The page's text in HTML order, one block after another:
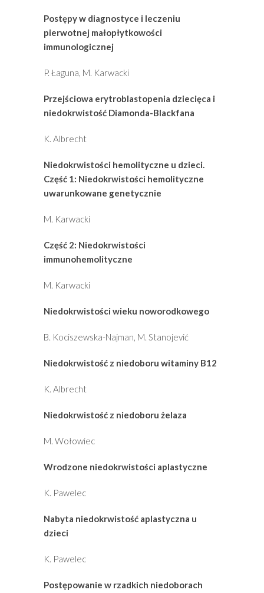
Postępy w diagnostyce i leczeniu
pierwotnej małopłytkowości
immunologicznej
P. Łaguna, M. Karwacki
Przejściowa erytroblastopenia dziecięca i
niedokrwistość Diamonda-Blackfana
K. Albrecht
Niedokrwistości hemolityczne u dzieci.
Część 1: Niedokrwistości hemolityczne
uwarunkowane genetycznie
M. Karwacki
Część 2: Niedokrwistości
immunohemolityczne
M. Karwacki
Niedokrwistości wieku noworodkowego
B. Kociszewska-Najman, M. Stanojević
Niedokrwistość z niedoboru witaminy B12
K. Albrecht
Niedokrwistość z niedoboru żelaza
M. Wołowiec
Wrodzone niedokrwistości aplastyczne
K. Pawelec
Nabyta niedokrwistość aplastyczna u
dzieci
K. Pawelec
Postępowanie w rzadkich niedoborach